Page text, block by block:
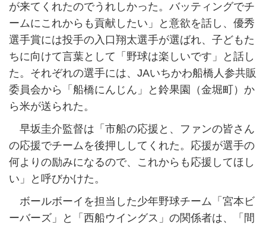
が来てくれたのでうれしかった。バッティングでチ
ームにこれからも貢献したい」と意欲を話し、優秀
選手賞には投手の入口翔太選手が選ばれ、子どもた
ちに向けて言葉として「野球は楽しいです」と話し
た。それぞれの選手には、JAいちかわ船橋人参共販
委員会から「船橋にんじん」と鈴果園（金堀町）か
ら米が送られた。
早坂圭介監督は「市船の応援と、ファンの皆さん
の応援でチームを後押ししてくれた。応援が選手の
何よりの励みになるので、これからも応援してほし
い」と呼びかけた。
ボールボーイを担当した少年野球チーム「宮本ビ
ーバーズ」と「西船ウイングス」の関係者は、「間